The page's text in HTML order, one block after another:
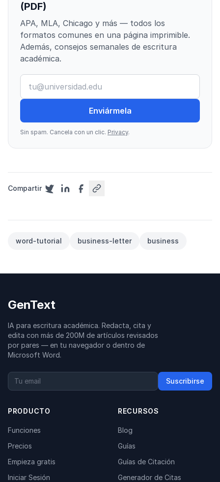
(PDF)
APA, MLA, Chicago y más — todos los
formatos comunes en una página imprimible.
Además, consejos semanales de escritura
académica.
Enviármela
Sin spam. Cancela con un clic. Privacy.
Compartir
word-tutorial business-letter business
GenText
IA para escritura académica. Redacta, cita y
edita con más de 200M de artículos revisados
por pares — en tu navegador o dentro de
Microsoft Word.
Suscribirse
PRODUCTO
Funciones
Precios
Empieza gratis
Iniciar Sesión
RECURSOS
Blog
Guías
Guías de Citación
Generador de Citas